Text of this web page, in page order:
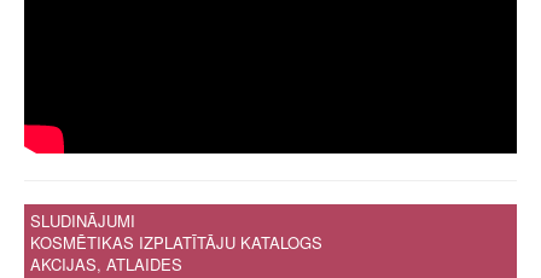
SLUDINĀJUMI
KOSMĒTIKAS IZPLATĪTĀJU KATALOGS
AKCIJAS, ATLAIDES